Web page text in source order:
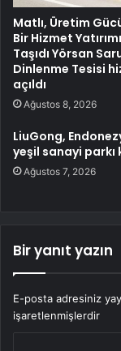
Matlı, Üretim
Bir Hizmet
Taşıdı Yörsan
Dinlenme Tesisi
açıldı
Ağustos 8, 2026
LiuGong,
yeşil sanayi parkı
Ağustos 7, 2026
Bir yanıt yazın
E-posta adresiniz
işaretlenmişlerdir